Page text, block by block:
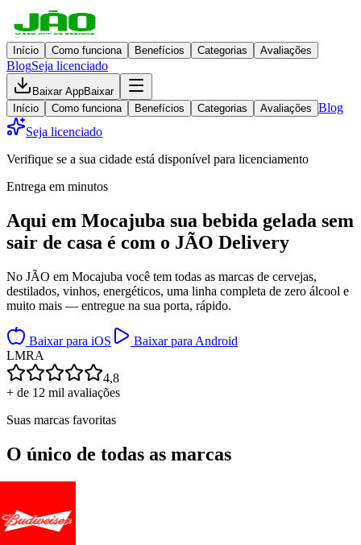
Início Como funciona Benefícios Categorias Avaliações
BlogSeja licenciado
Baixar AppBaixar
Início
Como funciona Benefícios Categorias Avaliações Blog
Seja licenciado
Verifique se a sua cidade está disponível para licenciamento
Entrega em minutos
Aqui em Mocajuba sua bebida gelada sem
sair de casa é com o JÃO Delivery
No JÃO em Mocajuba você tem todas as marcas de cervejas,
destilados, vinhos, energéticos, uma linha completa de zero álcool e
muito mais — entregue na sua porta, rápido.
Baixar para iOS
Baixar para Android
LMRA
4,8
+ de 12 mil avaliações
Suas marcas favoritas
O único de todas as marcas